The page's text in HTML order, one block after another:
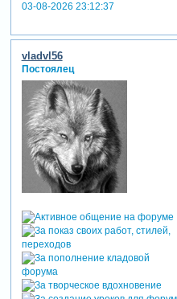
03-08-2026 23:12:37
vladvl56
Постоялец